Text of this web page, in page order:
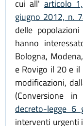
cui all' articolo
giugno 2012, n.
delle
hanno
Bologna,
e Rovigo il 20 e
modificazioni,
(Conversione
decreto-legge
interventi urgenti